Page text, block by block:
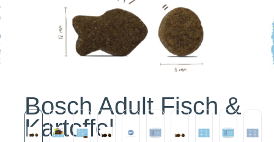
Bosch Adult Fisch &
Kartoffel